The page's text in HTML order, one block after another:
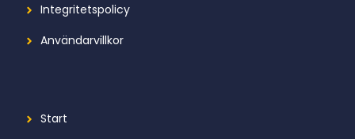
Integritetspolicy
Användarvillkor
Start